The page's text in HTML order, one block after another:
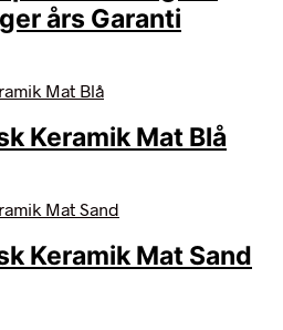
års Garanti
Keramik Mat Blå
Keramik Mat Sand